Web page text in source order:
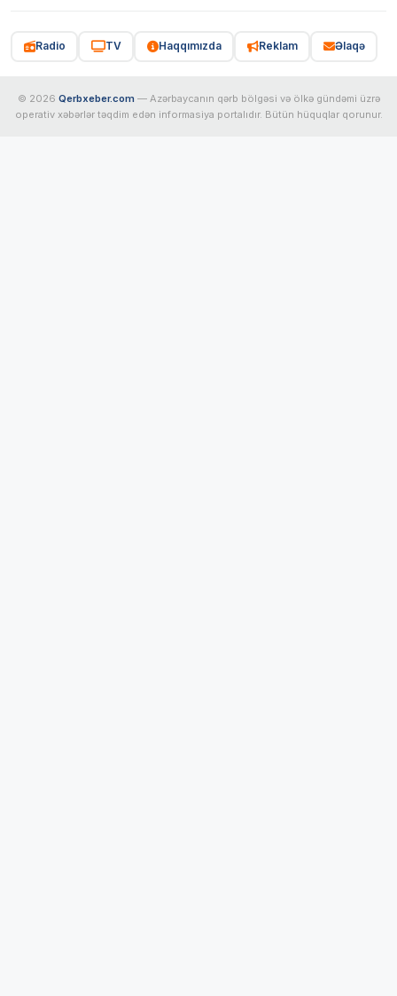
Radio TV Haqqımızda Reklam Əlaqə
© 2026 Qerbxeber.com — Azərbaycanın qərb bölgəsi və ölkə gündəmi üzrə
operativ xəbərlər təqdim edən informasiya portalıdır. Bütün hüquqlar qorunur.